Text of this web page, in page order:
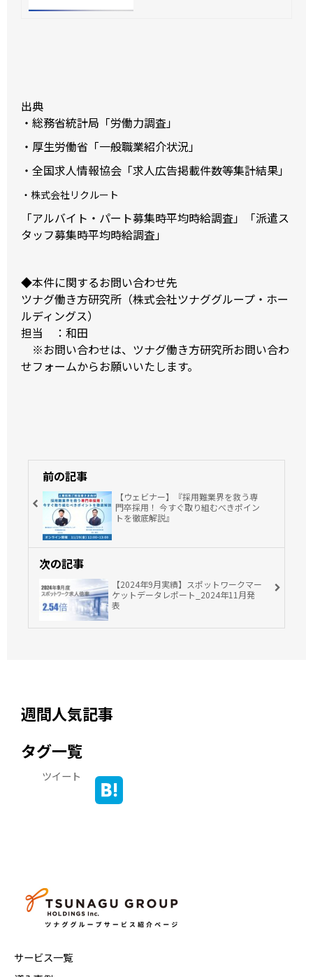
出典
・総務省統計局 「労働力調査」
・厚生労働省 「一般職業紹介状況」
・全国求人情報協会 「求人広告掲載件数等集計結果」
・株式会社リクルート
「アルバイト・パート募集時平均時給調査」
「派遣ス
タッフ募集時平均時給調査」
◆本件に関するお問い合わせ先
ツナグ働き方研究所（株式会社ツナググループ・ホー
ルディングス）
担当 ：和田
※お問い合わせは、 ツナグ働き方研究所お問い合わ
せフォームからお願いいたします。
前の記事
【ウェビナー】『採用難業界を救う専
門卒採用！ 今すぐ取り組むべきポイン
トを徹底解説』
次の記事
【2024年9月実績】スポットワークマー
ケットデータレポート_2024年11月発
表
週間人気記事
タグ一覧
ツイート
サービス一覧